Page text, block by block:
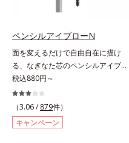
燥による小ジワを目立たなく(*1)
す。むやみに隠すのではなくふわり
アのW効果で軽やかな美肌を印象づ
けます。紫外線吸収剤フリーなのに
高SPF値、さらにスキンプロテクト
複合成分(*3)が、ブルーライト、紫
外線、大気中の微粒子汚れなどの外
的ダメージから肌表面をガードしま
ペンシルアイブローN
面を変えるだけで自由自在に描け
る、なぎなた芯のペンシルアイブロ
ー。角度を変えるだけで自由自在に
描けるペンシルアイブローです。な
ぎなた芯だから、接地面を変えるだ
けで太い線から細い線まで、テクニ
ックいらずで簡単に。スムースライ
税込880円～
（3.06 / 879件）
キャンペーン